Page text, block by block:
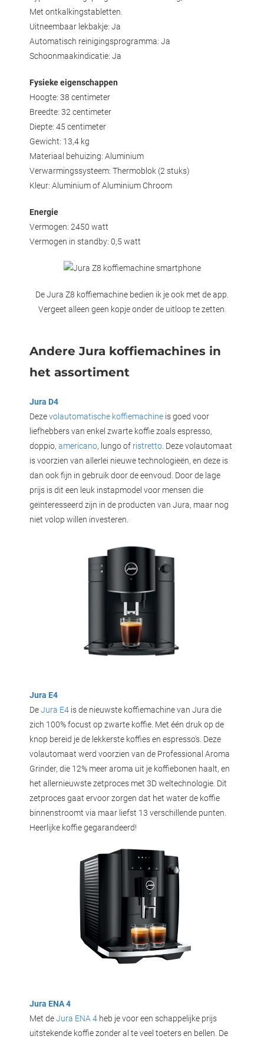
Met ontkalkingstabletten.
Uitneembaar lekbakje: Ja
Automatisch reinigingsprogramma: Ja
Schoonmaakindicatie: Ja
Fysieke eigenschappen
Hoogte: 38 centimeter
Breedte: 32 centimeter
Diepte: 45 centimeter
Gewicht: 13,4 kg
Materiaal behuizing: Aluminium
Verwarmingssysteem: Thermoblok (2 stuks)
Kleur: Aluminium of Aluminium Chroom
Energie
Vermogen: 2450 watt
Vermogen in standby: 0,5 watt
De Jura Z8 koffiemachine bedien ik je ook met de app.
Vergeet alleen geen kopje onder de uitloop te zetten.
Andere Jura koffiemachines in
het assortiment
Jura D4
Dezevolautomatische koffiemachine is goed voor
liefhebbers van enkel zwarte koffie zoals espresso,
doppio, americano, lungo of ristretto . Deze volautomaat
is voorzien van allerlei nieuwe technologieën, en deze is
dan ook fijn in gebruik door de eenvoud. Door de lage
prijs is dit een leuk instapmodel voor mensen die
geïnteresseerd zijn in de producten van Jura, maar nog
niet volop willen investeren.
Jura E4
DeJura E4 is de nieuwste koffiemachine van Jura die
zich 100% focust op zwarte koffie. Met één druk op de
knop bereid je de lekkerste koffies en espresso's. Deze
volautomaat werd voorzien van de Professional Aroma
Grinder, die 12% meer aroma uit je koffiebonen haalt, en
het allernieuwste zetproces met 3D weltechnologie. Dit
zetproces gaat ervoor zorgen dat het water de koffie
binnenstroomt via maar liefst 13 verschillende punten.
Heerlijke koffie gegarandeerd!
Jura ENA 4
Met deJura ENA 4 heb je voor een schappelijke prijs
uitstekende koffie zonder al te veel toeters en bellen. De